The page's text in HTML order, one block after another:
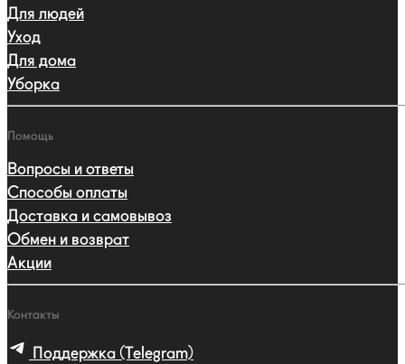
Для людей
Уход
Для дома
Уборка
Помощь
Вопросы и ответы
Способы оплаты
Доставка и самовывоз
Обмен и возврат
Акции
Контакты
Поддержка (Telegram)